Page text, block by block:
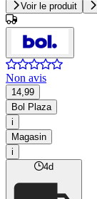
Voir le produit
Non avis
14,99
Bol Plaza
i
Magasin
i
4d